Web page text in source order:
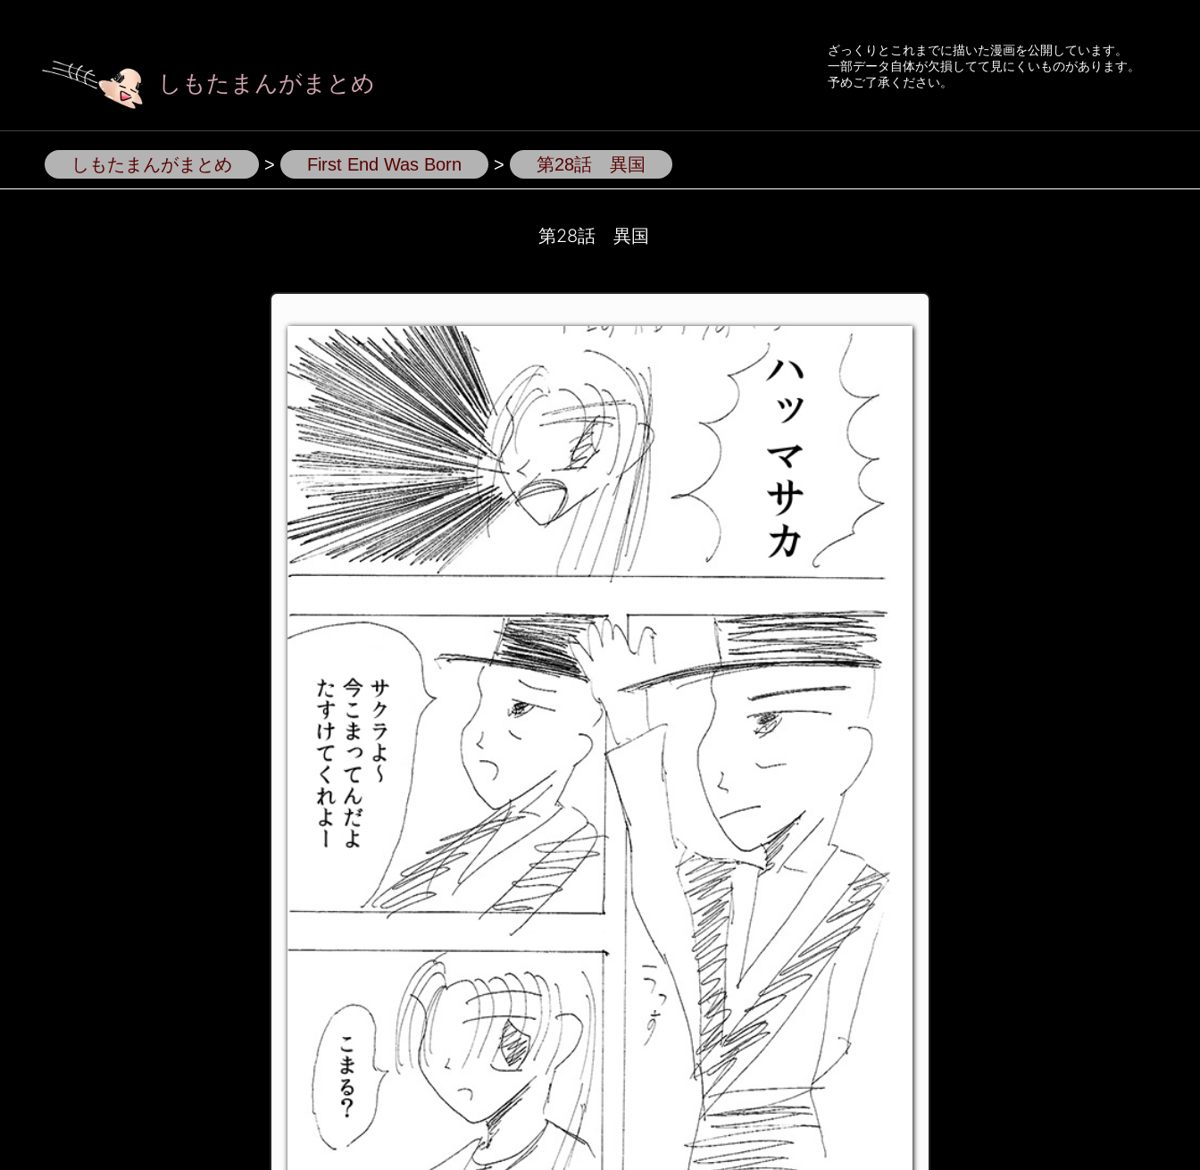
しもたまんがまとめ
ざっくりとこれまでに描いた漫画を公開しています。
一部データ自体が欠損してて見にくいものがあります。
予めご了承ください。
しもたまんがまとめ > First End Was Born > 第28話 異国
第28話 異国